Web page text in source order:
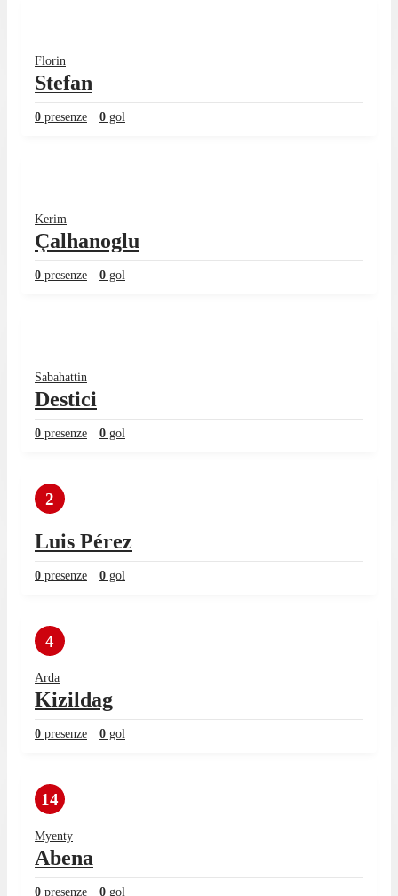
Florin
Stefan
0 presenze 0 gol
Kerim
Çalhanoglu
0 presenze 0 gol
Sabahattin
Destici
0 presenze 0 gol
2
Luis Pérez
0 presenze 0 gol
4
Arda
Kizildag
0 presenze 0 gol
14
Myenty
Abena
0 presenze 0 gol